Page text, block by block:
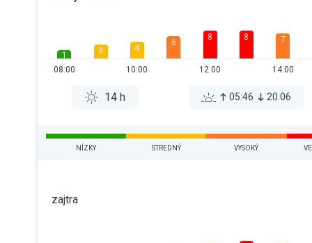
1
08:00
3 4
10:00
6
8
12:00
8 7
14:00
14 h 05:46 20:06
NÍZKY STREDNÝ VYSOKÝ
zajtra